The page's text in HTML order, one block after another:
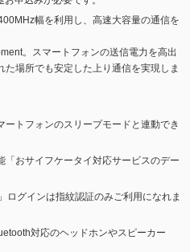
幅を利用し、高速大容量の通信を
。スマートフォンの送信電力を高出
場所でも安定した上り通信を実現しま
ートフォンのスリープモードと連動でき
「おサイフケータイ対応サービスのデー
ログインは指紋認証のみご利用になれま
対応のヘッドホンやスピーカー